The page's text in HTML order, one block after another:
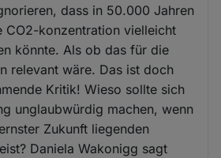
dass in 50.000 Jahren
CO2-konzentration vielleicht
könnte. Als ob das für die
relevant wäre. Das ist doch
Kritik! Wieso sollte sich
unglaubwürdig machen, wenn
Zukunft liegenden
Daniela Wakonigg sagt